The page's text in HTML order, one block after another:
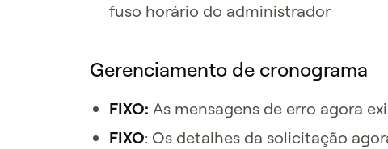
fuso horário do administrador
Gerenciamento de cronograma
FIXO: As mensagens de erro agora
FIXO: Os detalhes da solicitação